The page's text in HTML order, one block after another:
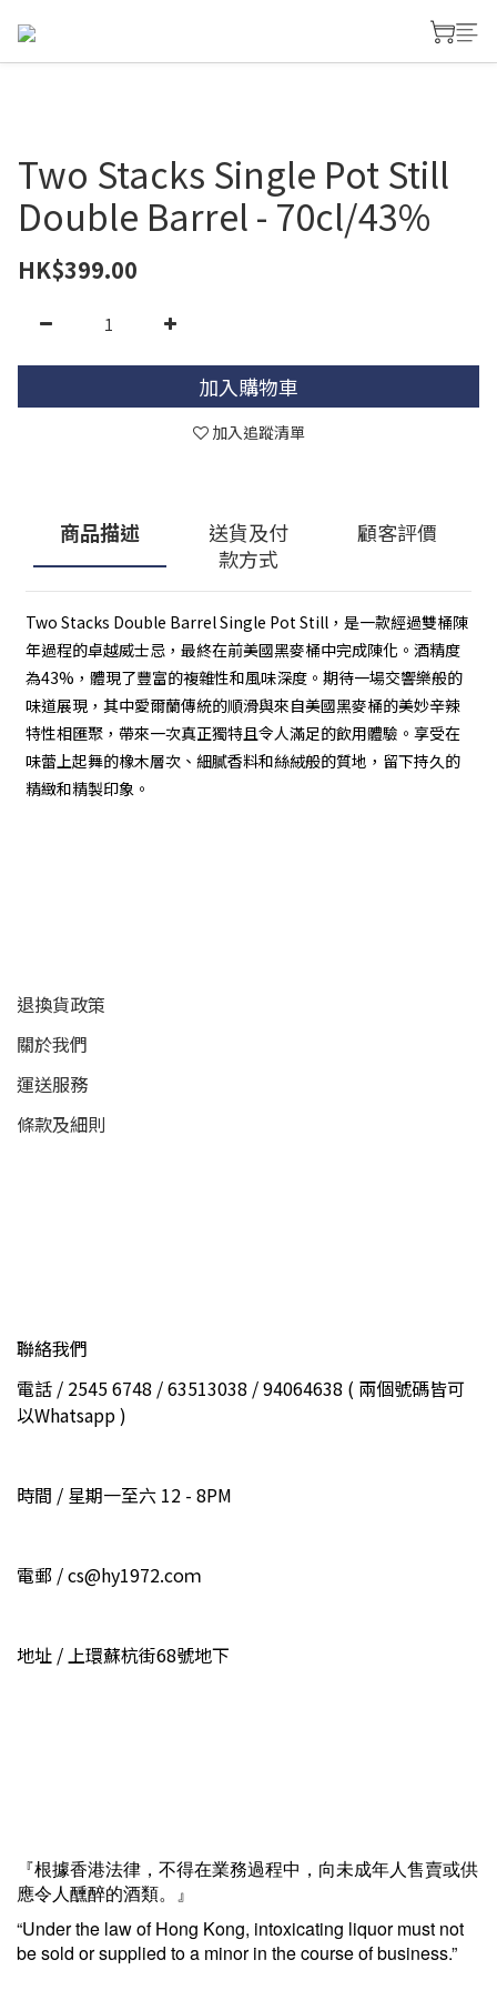
Two Stacks Single Pot Still
Double Barrel - 70cl/43%
HK$399.00
加入購物車
加入追蹤清單
商品描述
送貨及付
款方式
顧客評價
Two Stacks Double Barrel Single Pot Still，是一款經過雙桶陳
年過程的卓越威士忌，最終在前美國黑麥桶中完成陳化。酒精度
為43%，體現了豐富的複雜性和風味深度。期待一場交響樂般的
味道展現，其中愛爾蘭傳統的順滑與來自美國黑麥桶的美妙辛辣
特性相匯聚，帶來一次真正獨特且令人滿足的飲用體驗。享受在
味蕾上起舞的橡木層次、細膩香料和絲絨般的質地，留下持久的
精緻和精製印象。
退換貨政策
關於我們
運送服務
條款及細則
聯絡我們
電話 / 2545 6748 / 63513038 / 94064638 ( 兩個號碼皆可
以Whatsapp )
時間 / 星期一至六 12 - 8PM
電郵 / cs@hy1972.coｍ
地址 / 上環蘇杭街68號地下
『根據香港法律，不得在業務過程中，向未成年人售賣或供
應令人醺醉的酒類。』
“Under the law of Hong Kong, intoxicating liquor must not
be sold or supplied to a minor in the course of business.”